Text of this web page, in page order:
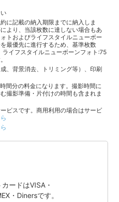
に記載の納入期限までに納入しま
より、当該枚数に達しない場合もあ
トおよびライフスタイルニューボー
最優先に進行するため、基準枚数
ライフスタイルニューボーンフォト:75
、背景消去、トリミング等）、印刷
間分の料金になります。撮影時間に
撮影準備・片付けの時間も含まれま
ビスです。商用利用の場合はサービ
ードはVISA・
・Dinersです。